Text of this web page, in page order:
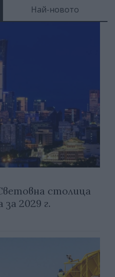
Най-новото
столица
2029 г.